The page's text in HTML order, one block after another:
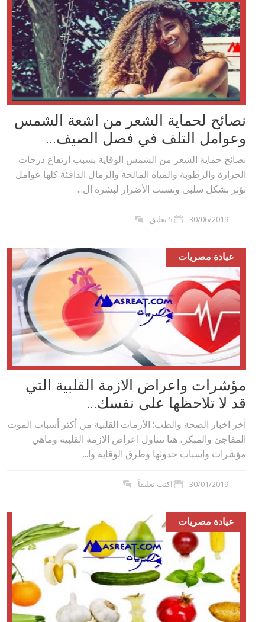
نصائح لحماية الشعر من اشعة الشمس
وعوامل التلف في فصل الصيف...
نصائح حماية الشعر من الشمس الوقاية بسبب ارتفاع درجات
الحرارة والرطوبة والمياه المالحة والرمال الدافئة كلها عوامل
تؤثر بشكل سلبي وتسبب الأضرار لبشرة ال...
30/06/2019 5 تعليق
عيادة مصريات
مؤشرات واعراض الازمة القلبية التي
قد لا تلاحظها على نفسك...
آخر اخبار الصحة والطب: الأزمات القلبية من أكثر أسباب الموت
المفاجئ والمبكر، هنا نتناول اعراض الازمة القلبية وماهي
مؤشرات واسباب حدوثها وطرق الوقاية وا...
30/01/2019 اكتب تعليقاً
عيادة مصريات